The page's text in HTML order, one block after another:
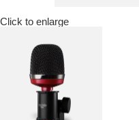
Click to enlarge